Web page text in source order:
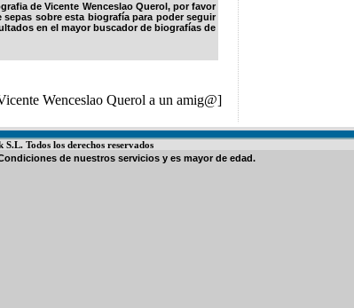
de Vicente Wenceslao Querol, por favor
sobre esta biografía para poder seguir
en el mayor buscador de biografías de
Wenceslao Querol a un amig@]
Todos los derechos reservados
de nuestros servicios y es mayor de edad.